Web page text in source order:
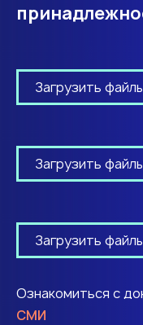
Загрузить
Загрузить
Загрузить
Ознакомиться с
СМИ